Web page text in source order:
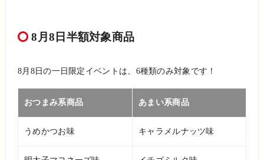
8月8日半額対象商品
8月8日の一日限定イベントは、6種類のみ対象です！
おつまみ系商品 あまい系商品
うめかつお味 キャラメルナッツ味